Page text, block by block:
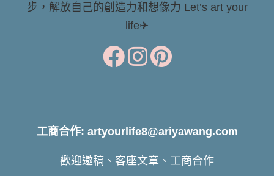
步，解放自己的創造力和想像力 Let’s art your
life✈
工商合作: artyourlife8@ariyawang.com
歡迎邀稿、客座文章、工商合作